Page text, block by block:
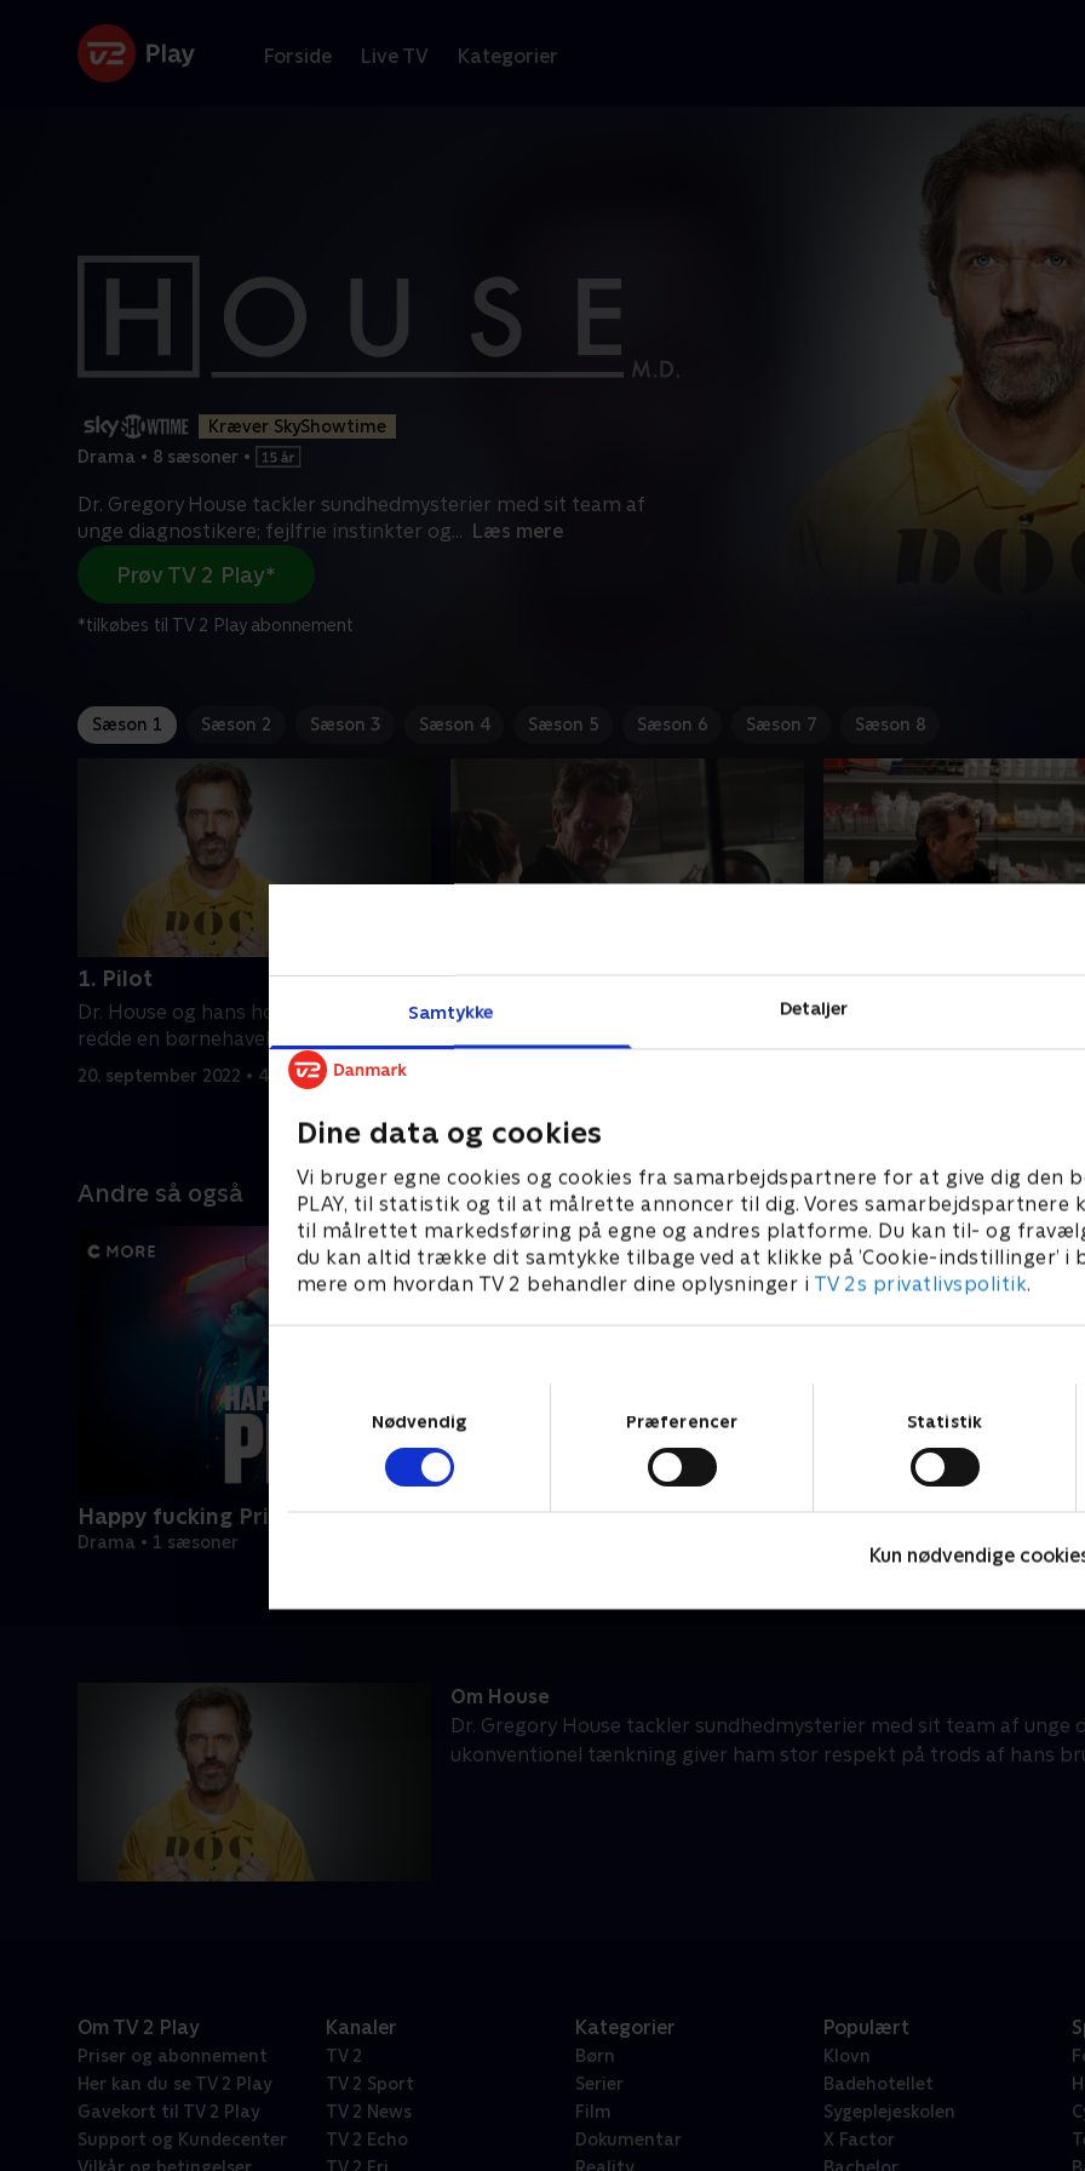
Samtykke Detaljer
Dine data og cookies
Vi bruger egne cookies og cookies fra samarbejdspartnere for at give dig den
PLAY, til statistik og til at målrette annoncer til dig. Vores samarbejdspartnere
til målrettet markedsføring på egne og andres platforme. Du kan til- og
du kan altid trække dit samtykke tilbage ved at klikke på ’Cookie-indstillinger’ i
mere om hvordan TV 2 behandler dine oplysninger i TV 2s privatlivspolitik.
Nødvendig
Præferencer Statistik
Kun nødvendige
Forside Live TV Kategorier
Kræver SkyShowtime
Drama • 8 sæsoner •
Dr. Gregory House tackler sundhedmysterier med sit team af
unge diagnostikere; fejlfrie instinkter og... Læs mere
Prøv TV 2 Play*
*tilkøbes til TV 2 Play abonnement
Sæson 1 Sæson 2 Sæson 3 Sæson 4 Sæson 5 Sæson 6 Sæson 7 Sæson 8
1. Pilot
Dr. House og hans hold forsøger at
redde en børnehavelærers liv.
20. september 2022 • 42 min
2. Paternity
Dr. House og holdet tror, at en ung
lacrossespiller har multipel sklerose.
En universitetsstuderende
Andre så også
Happy fucking Pride
Drama • 1 sæsoner
Om House
Dr. Gregory House tackler sundhedmysterier med sit team af
ukonventionel tænkning giver ham stor respekt på trods af hans
Om TV 2 Play
Priser og abonnement
Her kan du se TV 2 Play
Gavekort til TV 2 Play
Support og Kundecenter
Kanaler
TV 2
TV 2 Sport
TV 2 News
TV 2 Echo
Kategorier
Børn
Serier
Film
Dokumentar
Populært
Klovn
Badehotellet
Sygeplejeskolen
X Factor